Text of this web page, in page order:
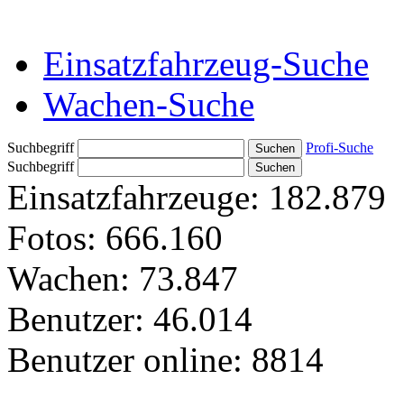
Einsatzfahrzeug-Suche
Wachen-Suche
Suchbegriff
Profi-Suche
Suchbegriff
Einsatzfahrzeuge: 182.879
Fotos: 666.160
Wachen: 73.847
Benutzer: 46.014
Benutzer online: 8814